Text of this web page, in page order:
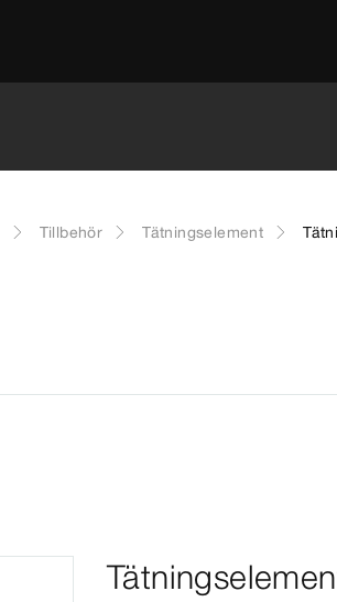
Tillbehör Tätningselement